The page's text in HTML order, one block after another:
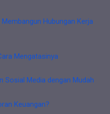
Hubungan Kerja
Mengatasinya
Sosial Media dengan Mudah
Keuangan?